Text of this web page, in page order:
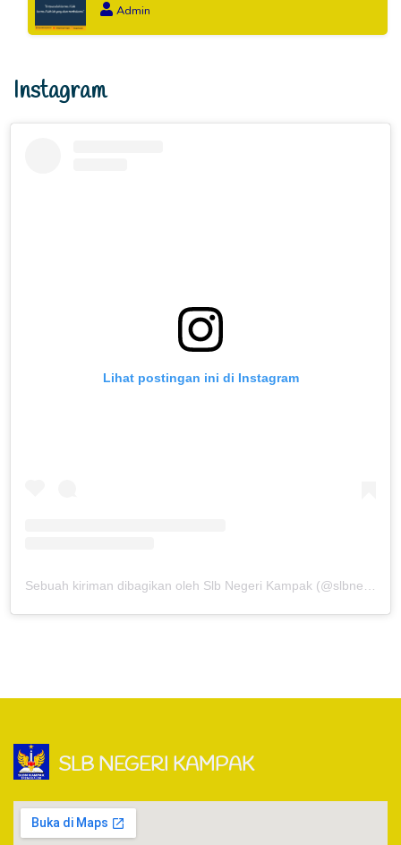
Admin
Instagram
Lihat postingan ini di Instagram
Sebuah kiriman dibagikan oleh Slb Negeri Kampak (@slbnegerikampak)
SLB NEGERI KAMPAK